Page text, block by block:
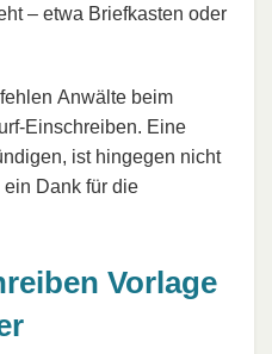
– etwa Briefkasten oder
Anwälte beim
Einschreiben. Eine
ist hingegen nicht
Dank für die
Vorlage